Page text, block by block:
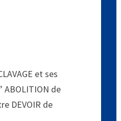
et ses
ABOLITION de
DEVOIR de